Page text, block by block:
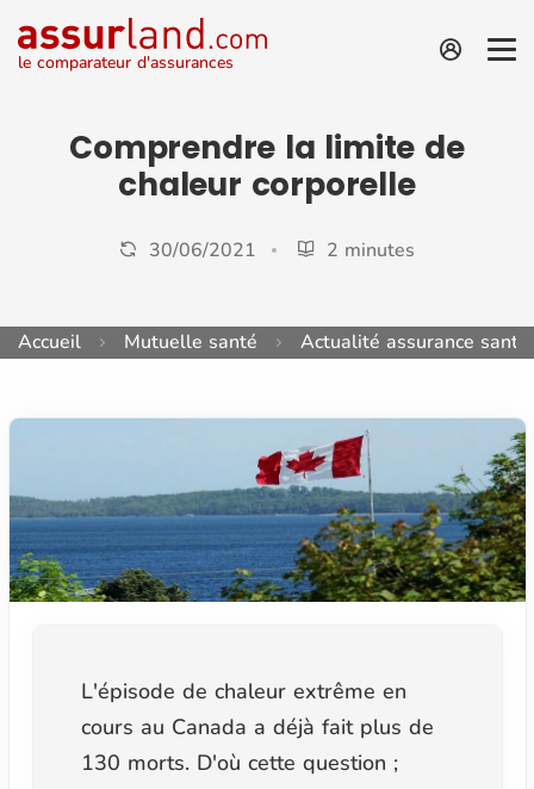
le comparateur d'assurances
Comprendre la limite de
chaleur corporelle
30/06/2021 2 minutes
Accueil Mutuelle santé Actualité assurance santé
L'épisode de chaleur extrême en
cours au Canada a déjà fait plus de
130 morts. D'où cette question ;